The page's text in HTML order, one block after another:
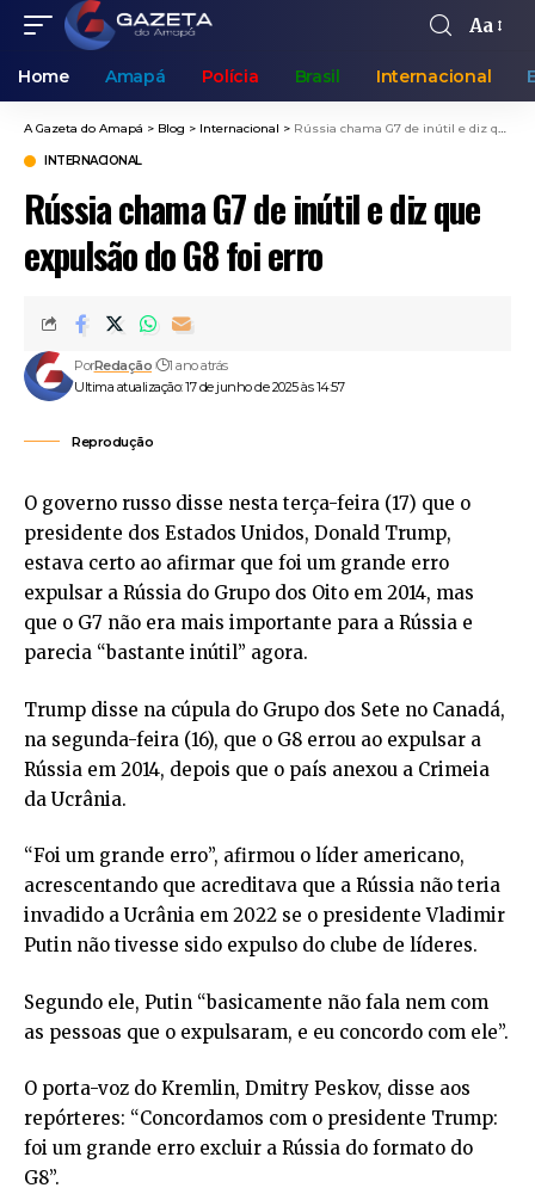
Aa
Home Amapá Polícia Brasil Internacional
A Gazeta do Amapá > Blog > Internacional > Rússia chama G7 de inútil e diz que expulsão do G8 foi erro
INTERNACIONAL
Rússia chama G7 de inútil e diz que
expulsão do G8 foi erro
Ultima atualização: 17 de junho de 2025 às 14:57
PorRedação 1 ano atrás
Reprodução
O governo russo disse nesta terça-feira (17) que o
presidente dos Estados Unidos, Donald Trump,
estava certo ao afirmar que foi um grande erro
expulsar a Rússia do Grupo dos Oito em 2014, mas
que o G7 não era mais importante para a Rússia e
parecia “bastante inútil” agora.
Trump disse na cúpula do Grupo dos Sete no Canadá,
na segunda-feira (16), que o G8 errou ao expulsar a
Rússia em 2014, depois que o país anexou a Crimeia
da Ucrânia.
“Foi um grande erro”, afirmou o líder americano,
acrescentando que acreditava que a Rússia não teria
invadido a Ucrânia em 2022 se o presidente Vladimir
Putin não tivesse sido expulso do clube de líderes.
Segundo ele, Putin “basicamente não fala nem com
as pessoas que o expulsaram, e eu concordo com ele”.
O porta-voz do Kremlin, Dmitry Peskov, disse aos
repórteres: “Concordamos com o presidente Trump:
foi um grande erro excluir a Rússia do formato do
G8”.